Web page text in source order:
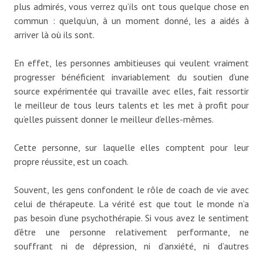
plus admirés, vous verrez qu’ils ont tous quelque chose en
commun : quelqu’un, à un moment donné, les a aidés à
arriver là où ils sont.
En effet, les personnes ambitieuses qui veulent vraiment
progresser bénéficient invariablement du soutien d’une
source expérimentée qui travaille avec elles, fait ressortir
le meilleur de tous leurs talents et les met à profit pour
qu’elles puissent donner le meilleur d’elles-mêmes.
Cette personne, sur laquelle elles comptent pour leur
propre réussite, est un coach.
Souvent, les gens confondent le rôle de coach de vie avec
celui de thérapeute. La vérité est que tout le monde n’a
pas besoin d’une psychothérapie. Si vous avez le sentiment
d’être une personne relativement performante, ne
souffrant ni de dépression, ni d’anxiété, ni d’autres